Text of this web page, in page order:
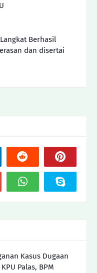
Berhasil
dan disertai
Kasus Dugaan
Palas, BPM